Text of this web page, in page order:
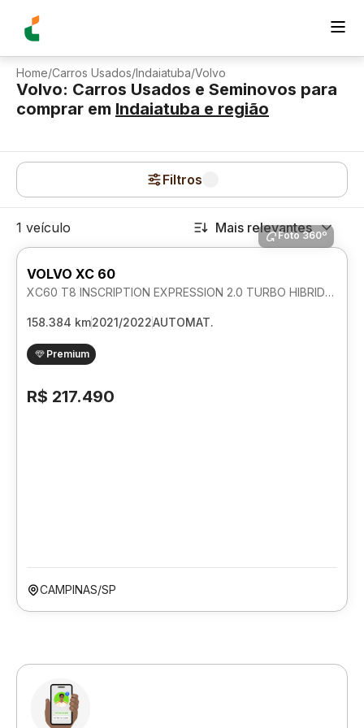
Home/Carros Usados/Indaiatuba/Volvo
Volvo: Carros Usados e Seminovos para
comprar em Indaiatuba e região
Filtros
1 veículo Mais relevantes
Foto 360º
VOLVO XC 60
XC60 T8 INSCRIPTION EXPRESSION 2.0 TURBO HIBRIDO PHEV AWD AUTOMATICO
158.384 km2021/2022AUTOMAT.
Premium
R$ 217.490
CAMPINAS/SP